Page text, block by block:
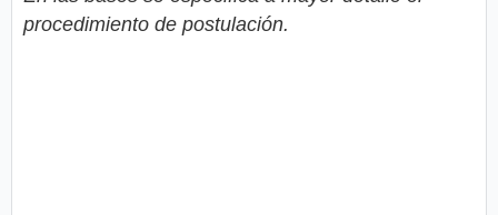
procedimiento de postulación.